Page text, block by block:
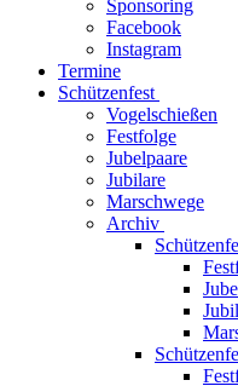
Sponsoring
Facebook
Instagram
Termine
Schützenfest
Vogelschießen
Festfolge
Jubelpaare
Jubilare
Marschwege
Archiv